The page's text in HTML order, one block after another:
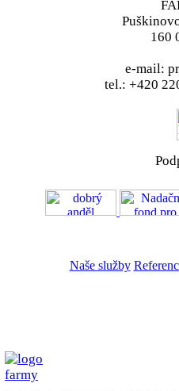
160
e-mail:
tel.: +420
Naše služby